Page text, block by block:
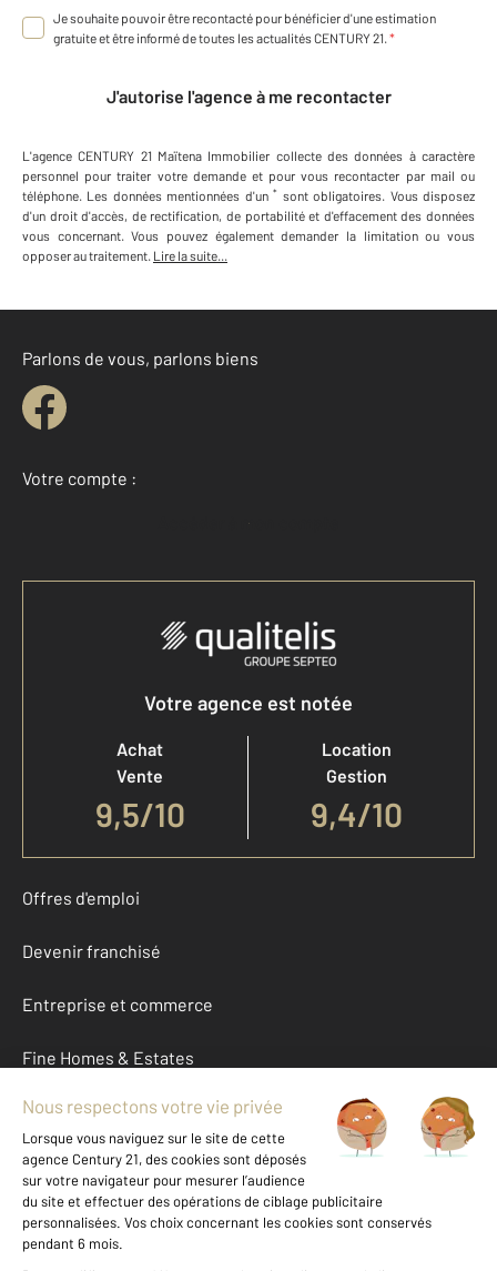
Je souhaite pouvoir être recontacté pour bénéficier d'une estimation
gratuite et être informé de toutes les actualités CENTURY 21. *
J'autorise l'agence à me recontacter
L'agence CENTURY 21 Maïtena Immobilier collecte des données à caractère
personnel pour traiter votre demande et pour vous recontacter par mail ou
téléphone. Les données mentionnées d'un * sont obligatoires. Vous disposez
d'un droit d'accès, de rectification, de portabilité et d'effacement des données
vous concernant. Vous pouvez également demander la limitation ou vous
opposer au traitement. Lire la suite...
Parlons de vous, parlons biens
Votre compte :
Accéder à mon compte
Votre agence est notée
Achat
Vente
9,5/10
Location
Gestion
9,4/10
Offres d'emploi
Devenir franchisé
Entreprise et commerce
Fine Homes & Estates
À propos
International
Nous contacter